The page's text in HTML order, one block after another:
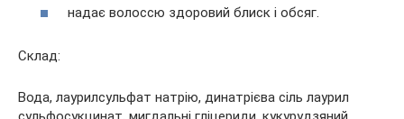
надає волоссю здоровий блиск і обсяг.
Склад:
Вода, лаурилсульфат натрію, динатрієва сіль лаурил